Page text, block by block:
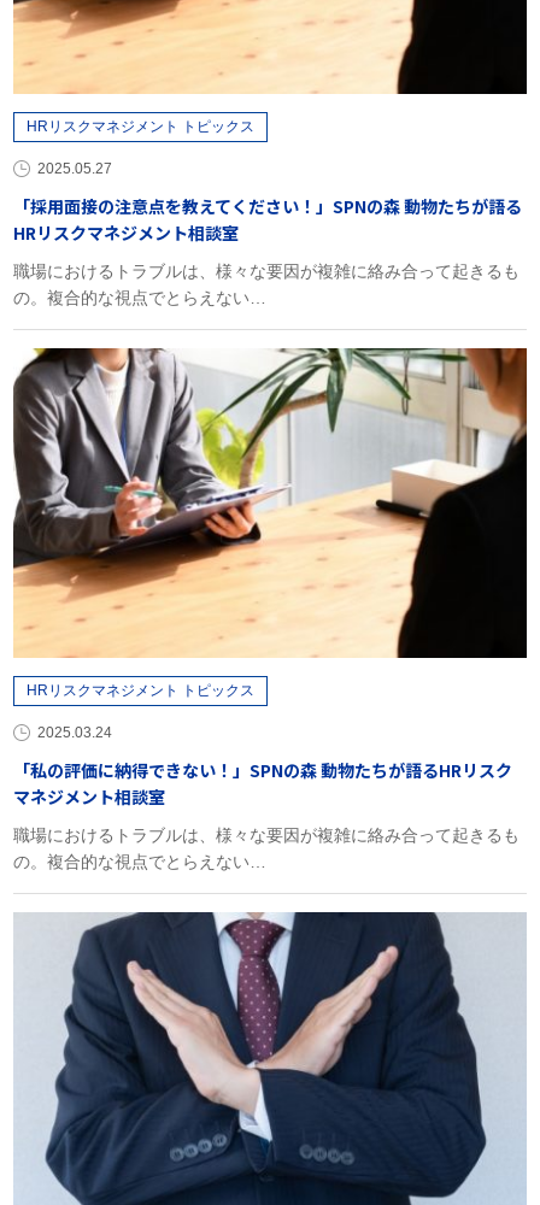
HRリスクマネジメント トピックス
2025.05.27
「採用面接の注意点を教えてください！」SPNの森 動物たちが語る
HRリスクマネジメント相談室
職場におけるトラブルは、様々な要因が複雑に絡み合って起きるも
の。複合的な視点でとらえない…
HRリスクマネジメント トピックス
2025.03.24
「私の評価に納得できない！」SPNの森 動物たちが語るHRリスク
マネジメント相談室
職場におけるトラブルは、様々な要因が複雑に絡み合って起きるも
の。複合的な視点でとらえない…